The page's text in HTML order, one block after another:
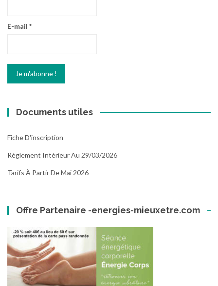
E-mail *
Documents utiles
Fiche D'inscription
Réglement Intérieur Au 29/03/2026
Tarifs À Partir De Mai 2026
Offre Partenaire -energies-mieuxetre.com